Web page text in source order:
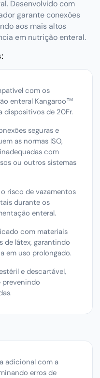
Desenvolvido com
garante conexões
aos mais altos
em nutrição enteral.
com os
enteral Kangaroo™
dispositivos de 20Fr.
seguras e
as normas ISO,
com
ou outros sistemas
o risco de vazamentos
durante os
enteral.
com materiais
de látex, garantindo
em uso prolongado.
e descartável,
prevenindo
adicional com a
erros de